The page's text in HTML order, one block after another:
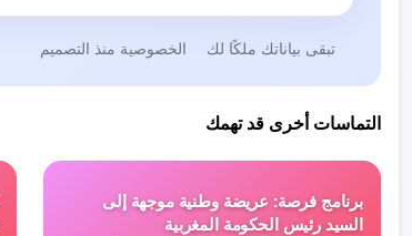
تبقى بياناتك ملكًا لك الخصوصية منذ التصميم
التماسات أخرى قد تهمك
برنامج فرصة: عريضة وطنية موجهة إلى
السيد رئيس الحكومة المغربية